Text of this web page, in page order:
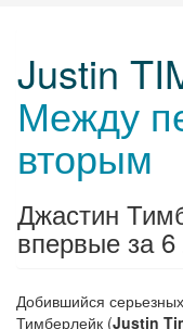
Justin
Между
вторым
Джастин
впервые за 6
Добившийся
Тимберлейк (Justin